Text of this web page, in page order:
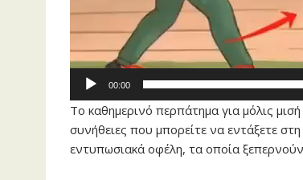
00:00
Το καθημερινό περπάτημα για μόλις
συνήθειες που μπορείτε να εντάξετε
εντυπωσιακά οφέλη, τα οποία